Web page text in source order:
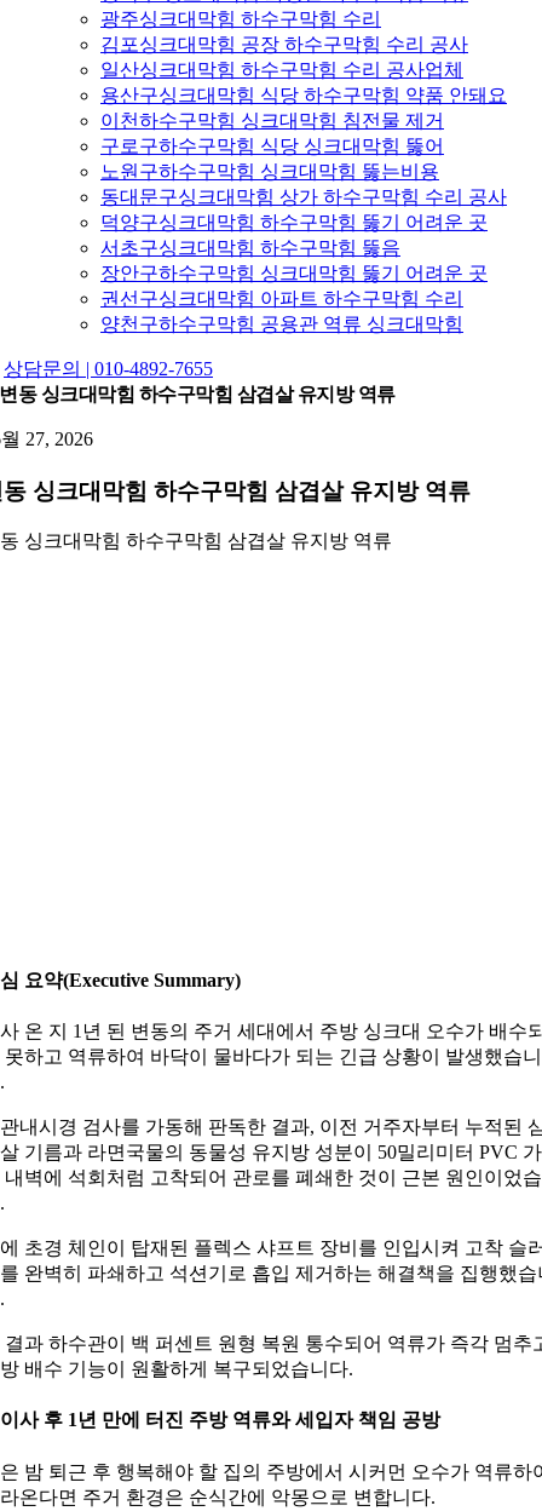
광주싱크대막힘 하수구막힘 수리
김포싱크대막힘 공장 하수구막힘 수리 공사
일산싱크대막힘 하수구막힘 수리 공사업체
용산구싱크대막힘 식당 하수구막힘 약품 안돼요
이천하수구막힘 싱크대막힘 침전물 제거
구로구하수구막힘 식당 싱크대막힘 뚫어
노원구하수구막힘 싱크대막힘 뚫는비용
동대문구싱크대막힘 상가 하수구막힘 수리 공사
덕양구싱크대막힘 하수구막힘 뚫기 어려운 곳
서초구싱크대막힘 하수구막힘 뚫음
장안구하수구막힘 싱크대막힘 뚫기 어려운 곳
권선구싱크대막힘 아파트 하수구막힘 수리
양천구하수구막힘 공용관 역류 싱크대막힘
상담문의 | 010-4892-7655
변동 싱크대막힘 하수구막힘 삼겹살 유지방 역류
27, 2026
싱크대막힘 하수구막힘 삼겹살 유지방 역류
싱크대막힘 하수구막힘 삼겹살 유지방 역류
요약(Executive Summary)
온 지 1년 된 변동의 주거 세대에서 주방 싱크대 오수가 배수
못하고 역류하여 바닥이 물바다가 되는 긴급 상황이 발생했습니
내시경 검사를 가동해 판독한 결과, 이전 거주자부터 누적된
기름과 라면국물의 동물성 유지방 성분이 50밀리미터 PVC
내벽에 석회처럼 고착되어 관로를 폐쇄한 것이 근본 원인이었
초경 체인이 탑재된 플렉스 샤프트 장비를 인입시켜 고착 슬
완벽히 파쇄하고 석션기로 흡입 제거하는 해결책을 집행했습
결과 하수관이 백 퍼센트 원형 복원 통수되어 역류가 즉각 멈추
배수 기능이 원활하게 복구되었습니다.
사 후 1년 만에 터진 주방 역류와 세입자 책임 공방
밤 퇴근 후 행복해야 할 집의 주방에서 시커먼 오수가 역류하
온다면 주거 환경은 순식간에 악몽으로 변합니다.